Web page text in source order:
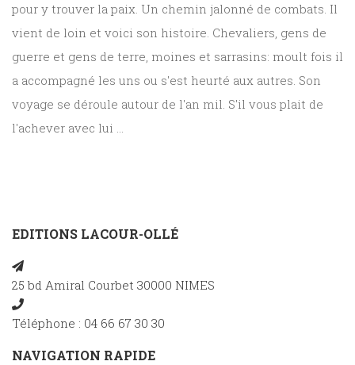
pour y trouver la paix. Un chemin jalonné de combats. Il
vient de loin et voici son histoire. Chevaliers, gens de
guerre et gens de terre, moines et sarrasins: moult fois il
a accompagné les uns ou s'est heurté aux autres. Son
voyage se déroule autour de l'an mil. S'il vous plait de
l'achever avec lui ...
EDITIONS LACOUR-OLLÉ
25 bd Amiral Courbet 30000 NIMES
Téléphone : 04 66 67 30 30
NAVIGATION RAPIDE